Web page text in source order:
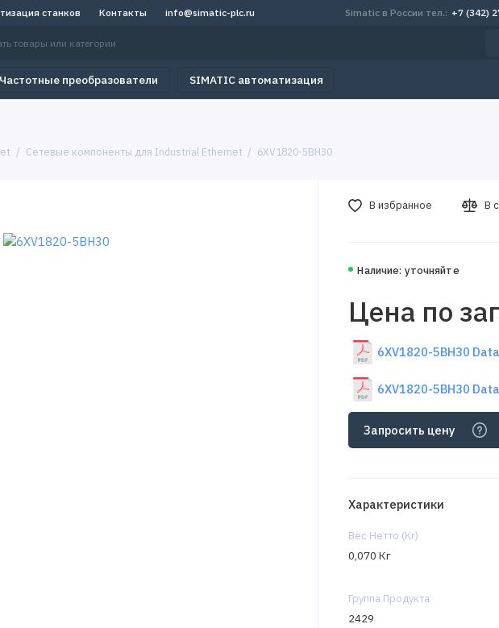
станков Контакты info@simatic-plc.ru Simatic в России тел.: +7 (342)
Частотные преобразователи SIMATIC автоматизация
Сетевые компоненты для Industrial Ethernet 6XV1820-5BH30
Наличие: уточняйте
Цена по
6XV1820-5BH30
6XV1820-5BH30
Запросить цену
В избранное В
Характеристики
Вес Нетто (Кг)
0,070 Кг
Группа Продукта
2429